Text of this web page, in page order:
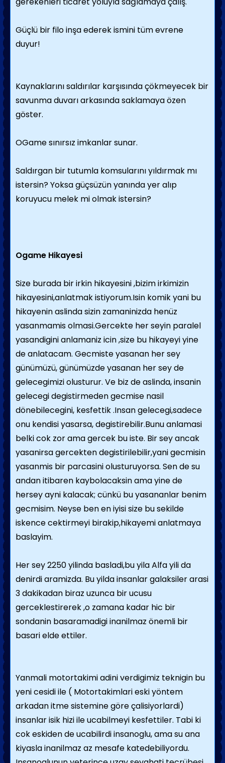
Güçlü bir filo inşa ederek ismini tüm evrene
duyur!
Kaynaklarını saldırılar karşısında çökmeyecek bir
savunma duvarı arkasında saklamaya özen
göster.
OGame sınırsız imkanlar sunar.
Saldırgan bir tutumla komsularını yıldırmak mı
istersin? Yoksa güçsüzün yanında yer alıp
koruyucu melek mi olmak istersin?
Ogame Hikayesi
Size burada bir irkin hikayesini ,bizim irkimizin
hikayesini,anlatmak istiyorum.Isin komik yani bu
hikayenin aslinda sizin zamaninizda henüz
yasanmamis olmasi.Gercekte her seyin paralel
yasandigini anlamaniz icin ,size bu hikayeyi yine
de anlatacam. Gecmiste yasanan her sey
günümüzü, günümüzde yasanan her sey de
gelecegimizi olusturur. Ve biz de aslinda, insanin
gelecegi degistirmeden gecmise nasil
dönebilecegini, kesfettik .Insan gelecegi,sadece
onu kendisi yasarsa, degistirebilir.Bunu anlamasi
belki cok zor ama gercek bu iste. Bir sey ancak
yasanirsa gercekten degistirilebilir,yani gecmisin
yasanmis bir parcasini olusturuyorsa. Sen de su
andan itibaren kaybolacaksin ama yine de
hersey ayni kalacak; cünkü bu yasananlar benim
gecmisim. Neyse ben en iyisi size bu sekilde
iskence cektirmeyi birakip,hikayemi anlatmaya
baslayim.
Her sey 2250 yilinda basladi,bu yila Alfa yili da
denirdi aramizda. Bu yilda insanlar galaksiler arasi
3 dakikadan biraz uzunca bir ucusu
gerceklestirerek ,o zamana kadar hic bir
sondanin basaramadigi inanilmaz önemli bir
basari elde ettiler.
Yanmali motortakimi adini verdigimiz teknigin bu
yeni cesidi ile ( Motortakimlari eski yöntem
arkadan itme sistemine göre çalisiyorlardi)
insanlar isik hizi ile ucabilmeyi kesfettiler. Tabi ki
cok eskiden de ucabilirdi insanoglu, ama su ana
kiyasla inanilmaz az mesafe katedebiliyordu.